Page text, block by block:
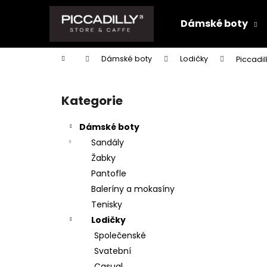
Dámské boty
Domů Dámské boty Lodičky
Přeskočit
kategorie
Kategorie
Dámské boty
Sandály
Žabky
Pantofle
Baleríny a mokasíny
Tenisky
Lodičky
Společenské
Svatební
í
do
do